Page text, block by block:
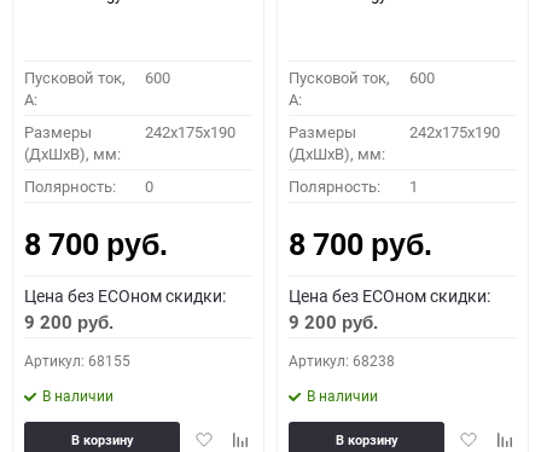
ПОДОБРАТЬ
Как определить полярность?
0 - обратная 1 - прямая 3 - обратная 4 - прямая
Пусковой ток,
A:
600
Размеры
(ДхШхВ), мм:
242x175x190
Полярность: 0
8 700 руб.
Цена без ECOном скидки:
9 200 руб.
Артикул: 68155
В наличии
ДобавитьДобавить
В корзину
Пусковой ток,
A:
600
Размеры
(ДхШхВ), мм:
242x175x190
Полярность: 1
8 700 руб.
Цена без ECOном скидки:
9 200 руб.
Артикул: 68238
В наличии
Добавить
В корзину